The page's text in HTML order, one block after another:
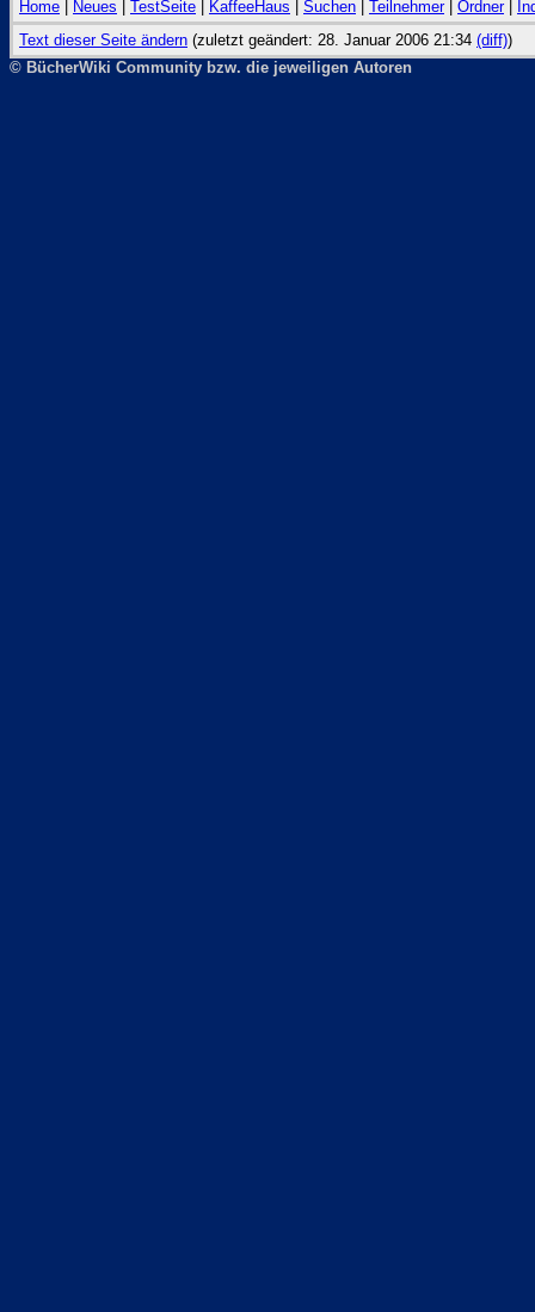
Home Neues TestSeite KaffeeHaus Suchen Teilnehmer| Ordner|
Text dieser Seite ändern (zuletzt geändert: 28. Januar 2006 21:34 (diff))
© BücherWiki Community bzw. die jeweiligen Autoren